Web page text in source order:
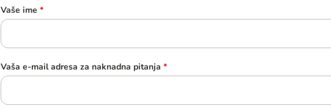
Vaše ime *
Vaša e-mail adresa za naknadna pitanja *